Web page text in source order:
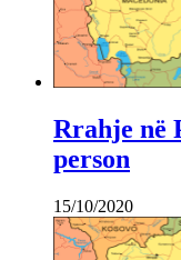
Rrahje në
person
15/10/2020